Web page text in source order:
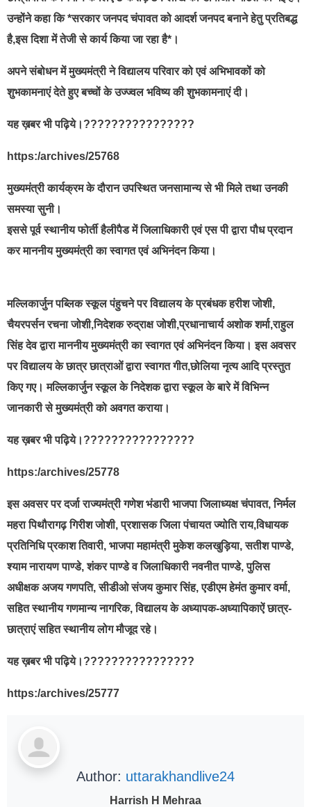
उन्होंने कहा कि *सरकार जनपद चंपावत को आदर्श जनपद बनाने हेतु प्रतिबद्ध
है,इस दिशा में तेजी से कार्य किया जा रहा है*।
अपने संबोधन में मुख्यमंत्री ने विद्यालय परिवार को एवं अभिभावकों को
शुभकामनाएं देते हुए बच्चों के उज्ज्वल भविष्य की शुभकामनाएं दी।
यह ख़बर भी पढ़िये।????????????????
https:/archives/25768
मुख्यमंत्री कार्यक्रम के दौरान उपस्थित जनसामान्य से भी मिले तथा उनकी
समस्या सुनी।
इससे पूर्व स्थानीय फोर्ती हैलीपैड में जिलाधिकारी एवं एस पी द्वारा पौध प्रदान
कर माननीय मुख्यमंत्री का स्वागत एवं अभिनंदन किया।
मल्लिकार्जुन पब्लिक स्कूल पंहुचने पर विद्यालय के प्रबंधक हरीश जोशी,
चैयरपर्सन रचना जोशी,निदेशक रुद्राक्ष जोशी,प्रधानाचार्य अशोक शर्मा,राहुल
सिंह देव द्वारा माननीय मुख्यमंत्री का स्वागत एवं अभिनंदन किया। इस अवसर
पर विद्यालय के छात्र छात्राओं द्वारा स्वागत गीत,छोलिया नृत्य आदि प्रस्तुत
किए गए। मल्लिकार्जुन स्कूल के निदेशक द्वारा स्कूल के बारे में विभिन्न
जानकारी से मुख्यमंत्री को अवगत कराया।
यह ख़बर भी पढ़िये।????????????????
https:/archives/25778
इस अवसर पर दर्जा राज्यमंत्री गणेश भंडारी भाजपा जिलाध्यक्ष चंपावत, निर्मल
महरा पिथौरागढ़ गिरीश जोशी, प्रशासक जिला पंचायत ज्योति राय,विधायक
प्रतिनिधि प्रकाश तिवारी, भाजपा महामंत्री मुकेश कलखुड़िया, सतीश पाण्डे,
श्याम नारायण पाण्डे, शंकर पाण्डे व जिलाधिकारी नवनीत पाण्डे, पुलिस
अधीक्षक अजय गणपति, सीडीओ संजय कुमार सिंह, एडीएम हेमंत कुमार वर्मा,
सहित स्थानीय गणमान्य नागरिक, विद्यालय के अध्यापक-अध्यापिकाऐं छात्र-
छात्राएं सहित स्थानीय लोग मौजूद रहे।
यह ख़बर भी पढ़िये।????????????????
https:/archives/25777
Author: uttarakhandlive24
Harrish H Mehraa